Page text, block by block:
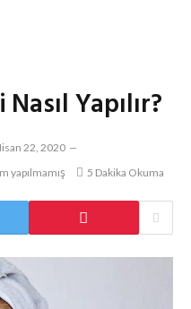
Yapılır?
22, 2020
yapılmamış 5 Dakika Okuma